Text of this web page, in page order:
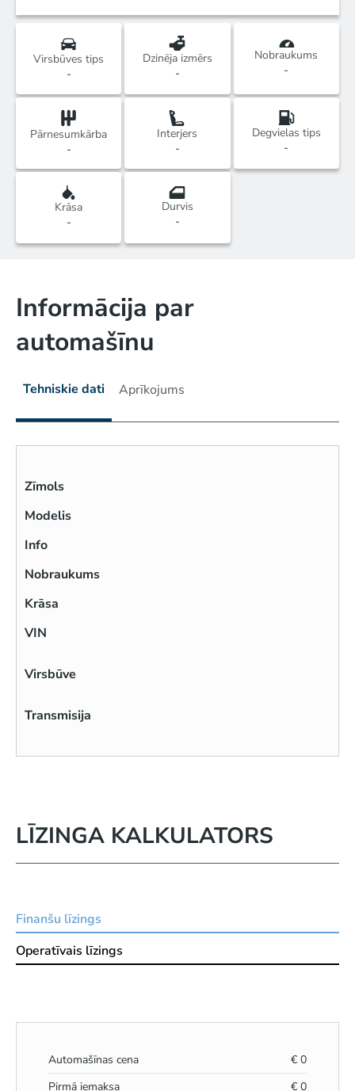
Virsbūves tips
-
Dzinēja izmērs
-
Nobraukums
-
Pārnesumkārba
-
Interjers
-
Degvielas tips
-
Krāsa
-
Durvis
-
Informācija par
automašīnu
Tehniskie dati Aprīkojums
Zīmols
Modelis
Info
Nobraukums
Krāsa
VIN
Virsbūve
Transmisija
LĪZINGA KALKULATORS
Finanšu līzings
Operatīvais līzings
Automašīnas cena € 0
Pirmā iemaksa
€ 0